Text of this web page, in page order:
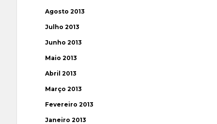
Agosto 2013
Julho 2013
Junho 2013
Maio 2013
Abril 2013
Março 2013
Fevereiro 2013
Janeiro 2013